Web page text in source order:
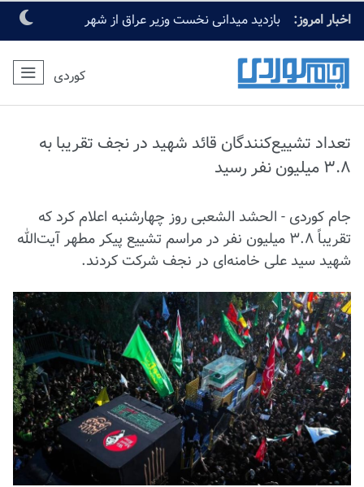
اخبار امروز:
بازدید میدانی نخست وزیر عراق از شهر
مقدس کربلا
کوردی
تعداد تشییع‌کنندگان قائد شهید در نجف تقریبا به
۳.۸ میلیون نفر رسید
جام کوردی - الحشد الشعبی روز چهارشنبه اعلام کرد که
تقریباً ۳.۸ میلیون نفر در مراسم تشییع پیکر مطهر آیت‌الله
شهید سید علی خامنه‌ای در نجف شرکت کردند.